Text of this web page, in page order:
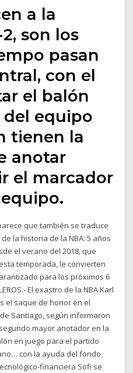
a la
son los
pasan
con el
el balón
del equipo
tienen la
anotar
el marcador
que también se traduce
la historia de la NBA: 5 años
el verano del 2018, que
temporada, le convierten
para los próximos 6
El exastro de la NBA Karl
el saque de honor en el
Santiago, según informaron
mayor anotador en la
en juego para el partido
con la ayuda del fondo
financiera Sofi se